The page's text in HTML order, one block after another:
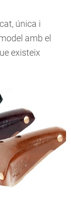
única i
amb el
existeix